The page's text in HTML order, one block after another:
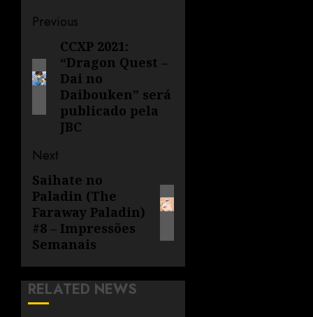
Previous
CCXP 2021:
“Dragon Quest –
Dai no
Daibouken” será
publicado pela
JBC
Next
Saihate no
Paladin (The
Faraway Paladin)
#8 – Impressões
Semanais
RELATED NEWS